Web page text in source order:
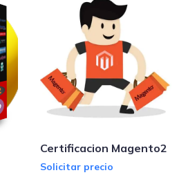
Certificacion Magento2
Solicitar precio